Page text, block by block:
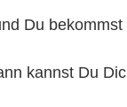
Du
kannst Du